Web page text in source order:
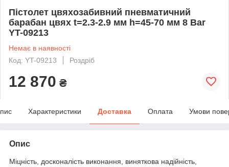
Пістолет цвяхозабивний пневматичний
барабан цвях t=2.3-2.9 мм h=45-70 мм 8 Bar
YT-09213
Немає в наявності
Код: YT-09213
Роздріб
12 870 ₴
Характеристики Доставка Оплата Умови
Опис
Міцність, досконалість виконання, виняткова надійність,